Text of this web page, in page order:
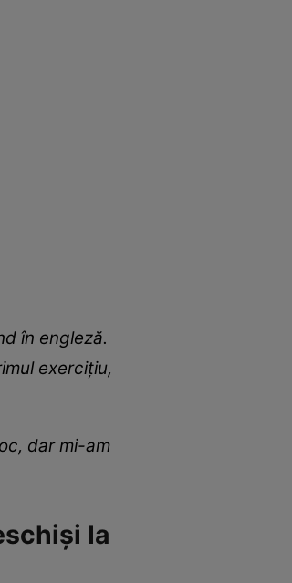
în engleză.
exerciţiu,
dar mi-am
la